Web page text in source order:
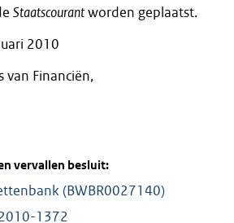
Staatscourantworden geplaatst.
2010
van Financiën,
vervallen besluit:
(BWBR0027140)
1372